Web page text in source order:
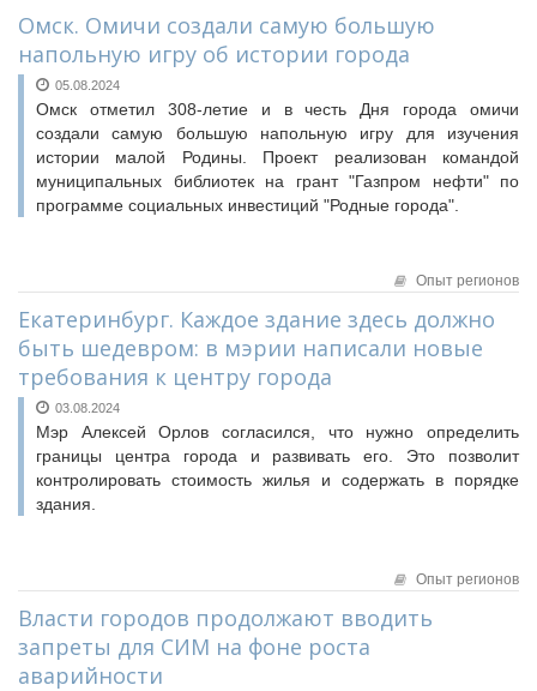
Омск. Омичи создали самую большую
напольную игру об истории города
05.08.2024
Омск отметил 308-летие и в честь Дня города омичи
создали самую большую напольную игру для изучения
истории малой Родины. Проект реализован командой
муниципальных библиотек на грант "Газпром нефти" по
программе социальных инвестиций "Родные города".
Опыт регионов
Екатеринбург. Каждое здание здесь должно
быть шедевром: в мэрии написали новые
требования к центру города
03.08.2024
Мэр Алексей Орлов согласился, что нужно определить
границы центра города и развивать его. Это позволит
контролировать стоимость жилья и содержать в порядке
здания.
Опыт регионов
Власти городов продолжают вводить
запреты для СИМ на фоне роста
аварийности